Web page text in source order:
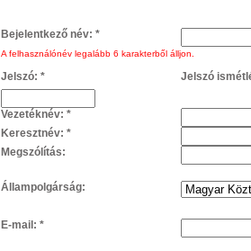
Bejelentkező név: *
A felhasználónév legalább 6 karakterből álljon.
Jelszó: * Jelszó
Vezetéknév: *
Keresztnév: *
Megszólítás:
Állampolgárság:
E-mail: *